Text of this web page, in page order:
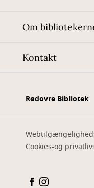
Om
Kontakt
Rødovre Bibliotek
Cookies-og